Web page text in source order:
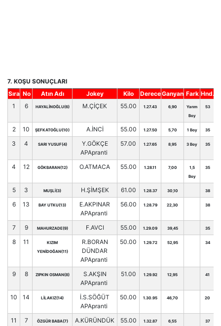
7. KOŞU SONUÇLARI
Sıra No Atın Adı Jokey Kilo DereceGanyan Fark Hnd.
1
6 HAYALİNOĞLU(6) M.ÇİÇEK 55.00 1.27.43 6,90
Yarım
Boy
53
2 10 ŞEFKATOĞLU(10) A.İNCİ 55.00 1.27.50 5,70 1 Boy 35
3 4 SARI YUSUF(4)
Y.GÖKÇE
APApranti
57.00 1.27.65 8,95 3 Boy 35
4 12 GÖKBARAN(12) O.ATMACA 55.00 1.28.11 7,00
1,5
Boy
35
5 3 MUŞLİ(3) H.ŞİMŞEK 61.00 1.28.37 30,10 38
6 13 BAY UTKU(13)
E.AKPINAR
APApranti
56.00 1.28.79 22,30 38
7 9 MAHURZADE(9) F.AVCI 55.00 1.29.09 39,45 35
8 11
KIZIM
YENİDOĞAN(11)
R.BORAN
DÜNDAR
APApranti
50.00 1.29.72 52,95 34
9 8 ZIPKIN OSMAN(8)
S.AKŞIN
APApranti
51.00 1.29.92 12,95 41
10 14 LİLAKIZ(14)
İ.S.SÖĞÜT
APApranti
50.00 1.30.95 46,70 20
11 7 ÖZGÜR BABA(7) A.KÜRÜNDÜK 55.00 1.32.87 6,55 37